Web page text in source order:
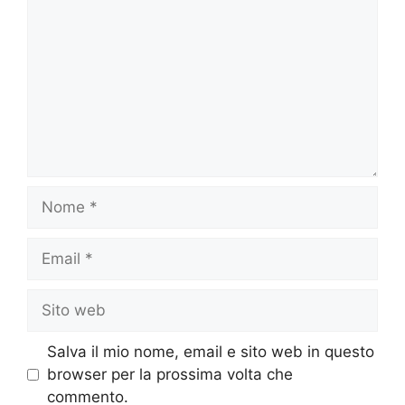
Nome
Email
Sito
web
Salva il mio nome, email e sito web in questo
browser per la prossima volta che
commento.